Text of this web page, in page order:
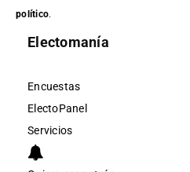
político.
Electomanía
Encuestas
ElectoPanel
Servicios